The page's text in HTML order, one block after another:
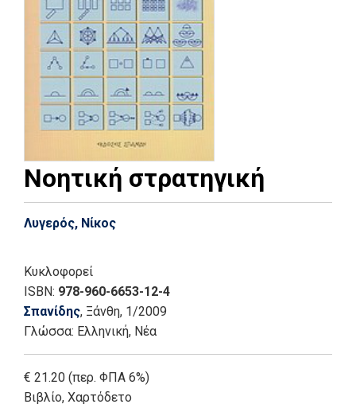
Νοητική στρατηγική
Λυγερός, Νίκος
Κυκλοφορεί
ISBN: 978-960-6653-12-4
Σπανίδης, Ξάνθη, 1/2009
Γλώσσα: Ελληνική, Νέα
€ 21.20 (περ. ΦΠΑ 6%)
Βιβλίο, Χαρτόδετο